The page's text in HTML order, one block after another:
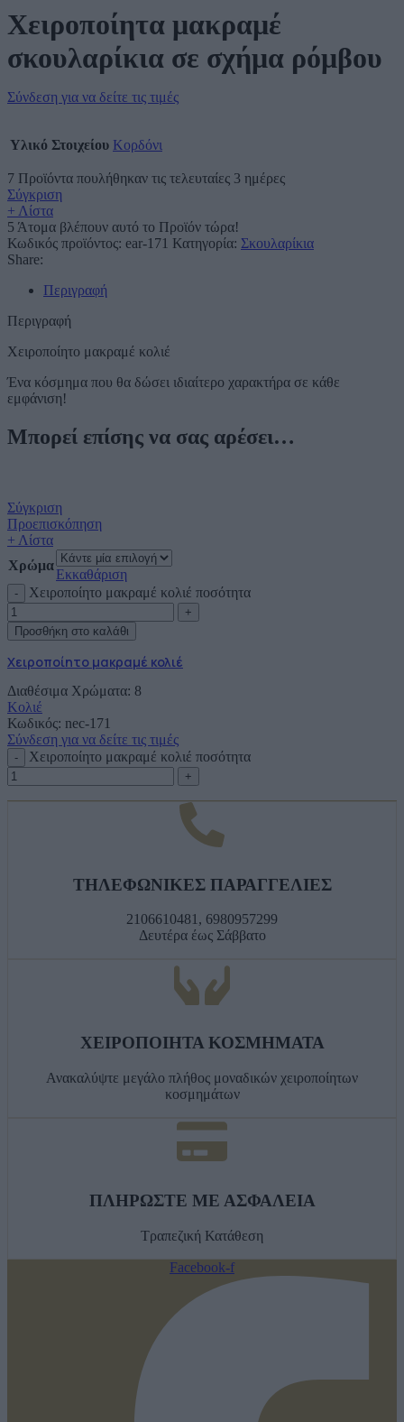
Χειροποίητα μακραμέ
σκουλαρίκια σε σχήμα ρόμβου
Σύνδεση για να δείτε τις τιμές
Υλικό Στοιχείου Κορδόνι
7 Προϊόντα πουλήθηκαν τις τελευταίες 3 ημέρες
Σύγκριση
+ Λίστα
5 Άτομα βλέπουν αυτό το Προϊόν τώρα!
Κωδικός προϊόντος: ear-171 Κατηγορία: Σκουλαρίκια
Share:
Περιγραφή
Περιγραφή
Χειροποίητο μακραμέ κολιέ
Ένα κόσμημα που θα δώσει ιδιαίτερο χαρακτήρα σε κάθε
εμφάνιση!
Μπορεί επίσης να σας αρέσει…
Σύγκριση
Προεπισκόπηση
+ Λίστα
Χρώμα
Εκκαθάριση
Χειροποίητο μακραμέ κολιέ ποσότητα
Προσθήκη στο καλάθι
Χειροποίητο μακραμέ κολιέ
Διαθέσιμα Χρώματα: 8
Κολιέ
Κωδικός: nec-171
Σύνδεση για να δείτε τις τιμές
Χειροποίητο μακραμέ κολιέ ποσότητα
ΤΗΛΕΦΩΝΙΚΕΣ ΠΑΡΑΓΓΕΛΙΕΣ
2106610481, 6980957299
Δευτέρα έως Σάββατο
ΧΕΙΡΟΠΟΙΗΤΑ ΚΟΣΜΗΜΑΤΑ
Ανακαλύψτε μεγάλο πλήθος μοναδικών χειροποίητων
κοσμημάτων
ΠΛΗΡΩΣΤΕ ΜΕ ΑΣΦΑΛΕΙΑ
Τραπεζική Κατάθεση
Facebook-f